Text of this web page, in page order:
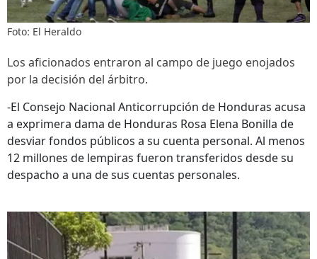
Foto: El Heraldo
Los aficionados entraron al campo de juego enojados
por la decisión del árbitro.
-El Consejo Nacional Anticorrupción de Honduras acusa
a exprimera dama de Honduras Rosa Elena Bonilla de
desviar fondos públicos a su cuenta personal. Al menos
12 millones de lempiras fueron transferidos desde su
despacho a una de sus cuentas personales.